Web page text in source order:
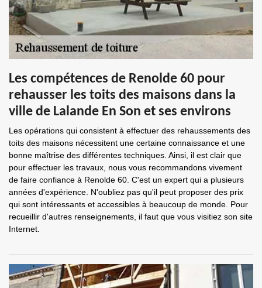
Les compétences de Renolde 60 pour
rehausser les toits des maisons dans la
ville de Lalande En Son et ses environs
Les opérations qui consistent à effectuer des rehaussements des
toits des maisons nécessitent une certaine connaissance et une
bonne maîtrise des différentes techniques. Ainsi, il est clair que
pour effectuer les travaux, nous vous recommandons vivement
de faire confiance à Renolde 60. C'est un expert qui a plusieurs
années d'expérience. N'oubliez pas qu'il peut proposer des prix
qui sont intéressants et accessibles à beaucoup de monde. Pour
recueillir d'autres renseignements, il faut que vous visitiez son site
Internet.